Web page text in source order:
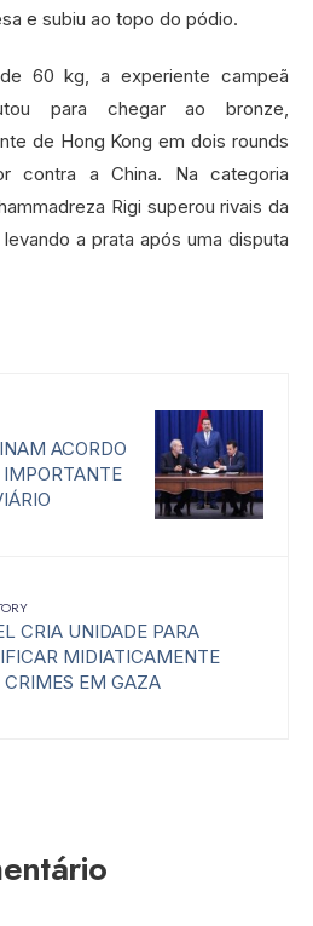
e subiu ao topo do pódio.
60 kg, a experiente campeã
para chegar ao bronze,
de Hong Kong em dois rounds
contra a China. Na categoria
Rigi superou rivais da
a prata após uma disputa
ACORDO
IMPORTANTE
CRIA UNIDADE PARA
MIDIATICAMENTE
CRIMES EM GAZA